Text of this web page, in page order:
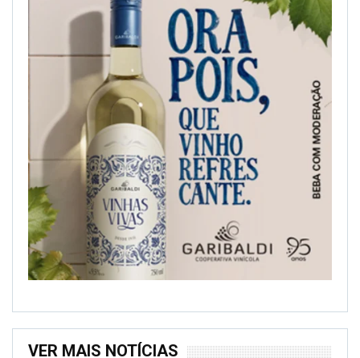
VER MAIS NOTÍCIAS